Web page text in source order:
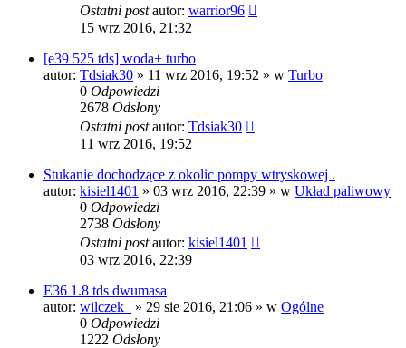
Ostatni postautor: warrior96
15 wrz 2016, 21:32
[e39 525 tds] woda+ turbo
autor: Tdsiak30 » 11 wrz 2016, 19:52 » w Turbo
0 Odpowiedzi
2678 Odsłony
Ostatni postautor: Tdsiak30
11 wrz 2016, 19:52
Stukanie dochodzące z okolic pompy wtryskowej .
autor: kisiel1401 » 03 wrz 2016, 22:39 » w Układ paliwowy
0 Odpowiedzi
2738 Odsłony
Ostatni postautor: kisiel1401
03 wrz 2016, 22:39
E36 1.8 tds dwumasa
autor: wilczek_ » 29 sie 2016, 21:06 » w Ogólne
0 Odpowiedzi
1222 Odsłony